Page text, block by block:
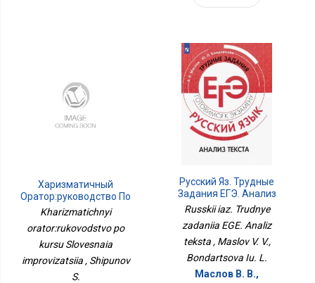
Харизматичный
Оратор:руководство По
Курсу Словесная
Импровизация
Kharizmatichnyi
orator:rukovodstvo po
kursu Slovesnaia
improvizatsiia , Shipunov
S.
Русский Яз. Трудные
Задания ЕГЭ. Анализ
Текста
Russkii iaz. Trudnye
zadaniia EGE. Analiz
teksta , Maslov V. V.,
Bondartsova Iu. L.
Маслов В. В.,